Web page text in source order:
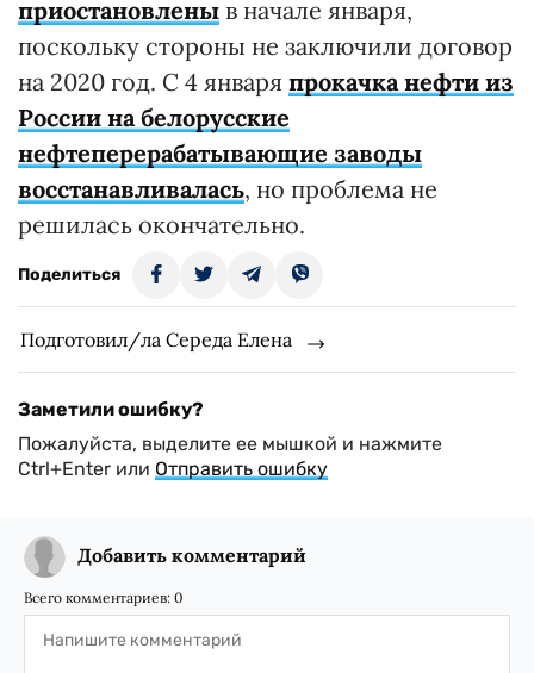
приостановлены в начале января,
поскольку стороны не заключили договор
на 2020 год. С 4 января прокачка нефти из
России на белорусские
нефтеперерабатывающие заводы
восстанавливалась, но проблема не
решилась окончательно.
Поделиться
Подготовил/ла Середа Елена
Заметили ошибку?
Пожалуйста, выделите ее мышкой и нажмите
Ctrl+Enter или Отправить ошибку
Добавить комментарий
Всего комментариев: 0